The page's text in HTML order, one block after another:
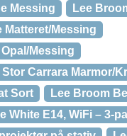
Messing
Lee
Messing
Messing
Carrara Marmor/
Sort
Lee Broom
White E14, WiFi – 3-